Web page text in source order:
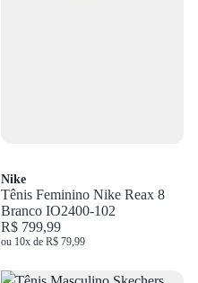
Nike
Tênis Feminino Nike Reax 8
Branco IO2400-102
R$ 799,99
ou 10x de R$ 79,99